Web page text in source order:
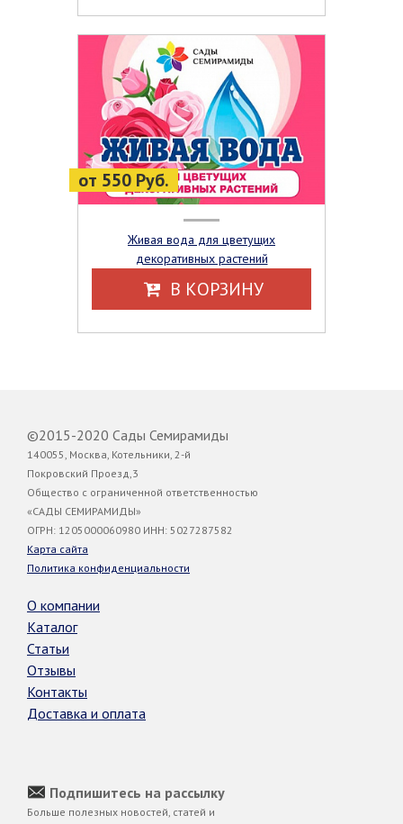
от 550 Руб.
Живая вода для цветущих
декоративных растений
В КОРЗИНУ
©2015-2020 Сады Семирамиды
140055, Москва, Котельники, 2-й
Покровский Проезд,3
Общество с ограниченной ответственностью
«САДЫ СЕМИРАМИДЫ»
ОГРН: 1205000060980 ИНН: 5027287582
Карта сайта
Политика конфиденциальности
О компании
Каталог
Статьи
Отзывы
Контакты
Доставка и оплата
Подпишитесь на рассылку
Больше полезных новостей, статей и